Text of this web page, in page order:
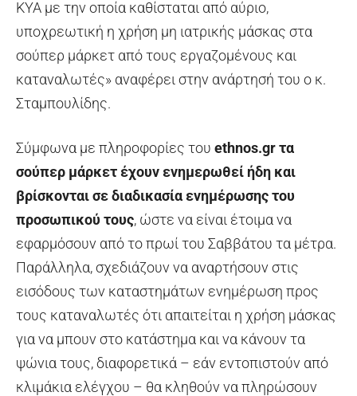
ΚΥΑ με την οποία καθίσταται από αύριο,
υποχρεωτική η χρήση μη ιατρικής μάσκας στα
σούπερ μάρκετ από τους εργαζομένους και
καταναλωτές» αναφέρει στην ανάρτησή του ο κ.
Σταμπουλίδης.
Σύμφωνα με πληροφορίες του ethnos.grτα
σούπερ μάρκετ έχουν ενημερωθεί ήδη και
βρίσκονται σε διαδικασία ενημέρωσης του
προσωπικού τους, ώστε να είναι έτοιμα να
εφαρμόσουν από το πρωί του Σαββάτου τα μέτρα.
Παράλληλα, σχεδιάζουν να αναρτήσουν στις
εισόδους των καταστημάτων ενημέρωση προς
τους καταναλωτές ότι απαιτείται η χρήση μάσκας
για να μπουν στο κατάστημα και να κάνουν τα
ψώνια τους, διαφορετικά – εάν εντοπιστούν από
κλιμάκια ελέγχου – θα κληθούν να πληρώσουν